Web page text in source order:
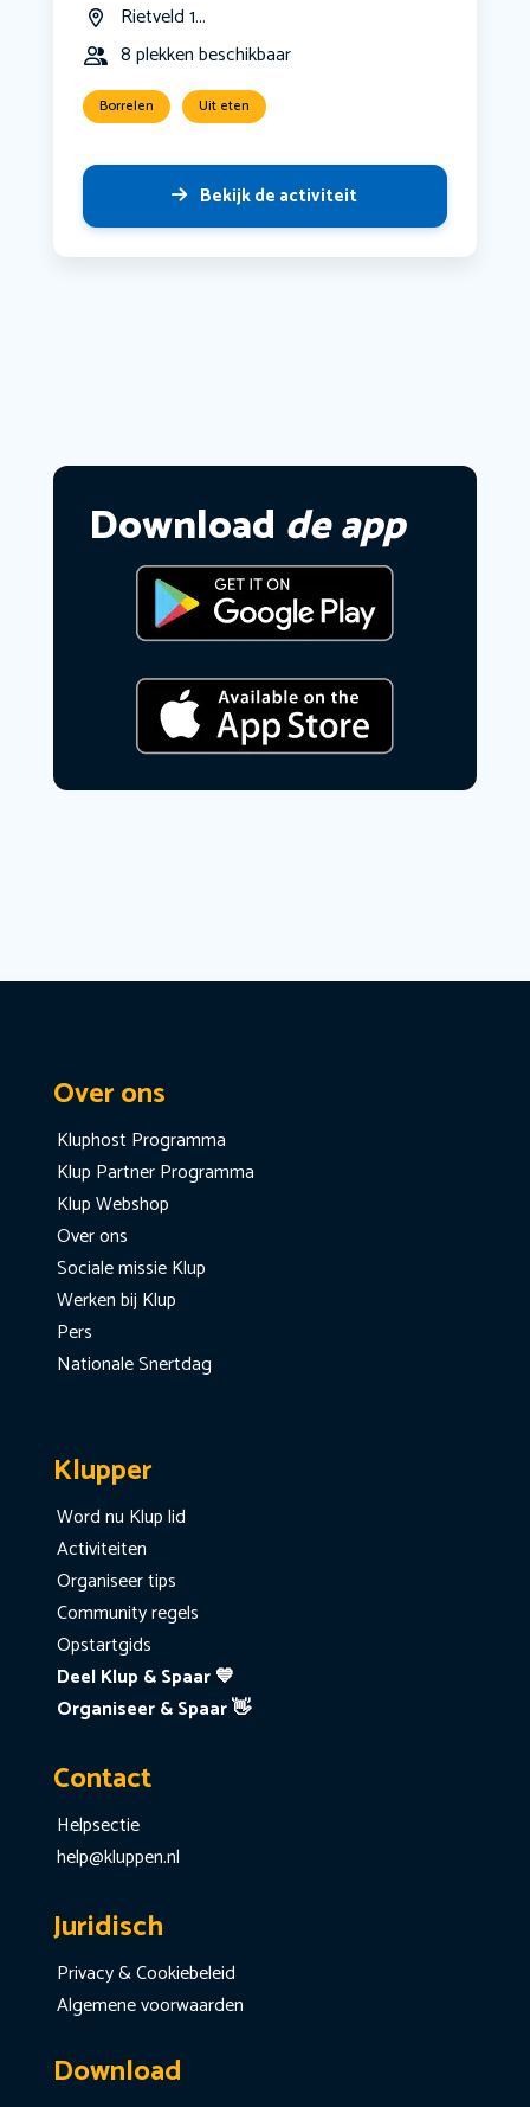
Rietveld 1...
8 plekken beschikbaar
Borrelen Uit eten
Bekijk de activiteit
Download de app
Over ons
Kluphost Programma
Klup Partner Programma
Klup Webshop
Over ons
Sociale missie Klup
Werken bij Klup
Pers
Nationale Snertdag
Klupper
Word nu Klup lid
Activiteiten
Organiseer tips
Community regels
Opstartgids
Deel Klup & Spaar 💙
Organiseer & Spaar 👋
Contact
Helpsectie
help@kluppen.nl
Juridisch
Privacy & Cookiebeleid
Algemene voorwaarden
Download